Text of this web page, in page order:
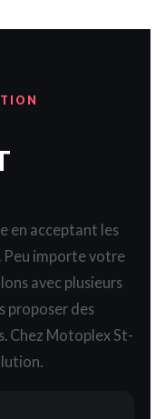
en acceptant les
Peu importe votre
avec plusieurs
proposer des
Chez Motoplex St-